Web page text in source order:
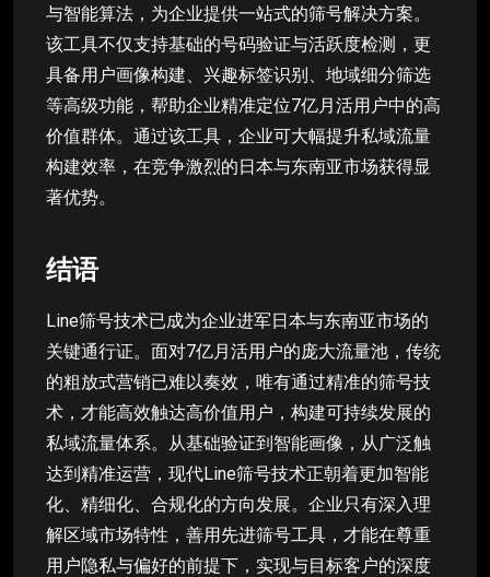
与智能算法，为企业提供一站式的筛号解决方案。
该工具不仅支持基础的号码验证与活跃度检测，更
具备用户画像构建、兴趣标签识别、地域细分筛选
等高级功能，帮助企业精准定位7亿月活用户中的高
价值群体。通过该工具，企业可大幅提升私域流量
构建效率，在竞争激烈的日本与东南亚市场获得显
著优势。
结语
Line筛号技术已成为企业进军日本与东南亚市场的
关键通行证。面对7亿月活用户的庞大流量池，传统
的粗放式营销已难以奏效，唯有通过精准的筛号技
术，才能高效触达高价值用户，构建可持续发展的
私域流量体系。从基础验证到智能画像，从广泛触
达到精准运营，现代Line筛号技术正朝着更加智能
化、精细化、合规化的方向发展。企业只有深入理
解区域市场特性，善用先进筛号工具，才能在尊重
用户隐私与偏好的前提下，实现与目标客户的深度